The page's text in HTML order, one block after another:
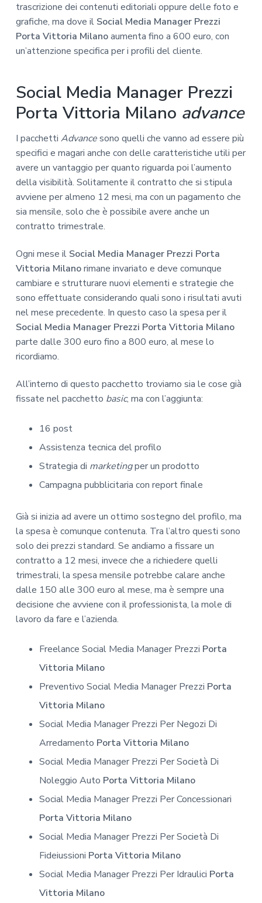
trascrizione dei contenuti editoriali oppure delle foto e
grafiche, ma dove il Social Media Manager Prezzi
Porta Vittoria Milanoaumenta fino a 600 euro, con
un’attenzione specifica per i profili del cliente.
Social Media Manager Prezzi
Porta Vittoria Milano advance
I pacchetti Advancesono quelli che vanno ad essere più
specifici e magari anche con delle caratteristiche utili per
avere un vantaggio per quanto riguarda poi l’aumento
della visibilità. Solitamente il contratto che si stipula
avviene per almeno 12 mesi, ma con un pagamento che
sia mensile, solo che è possibile avere anche un
contratto trimestrale.
Ogni mese il Social Media Manager Prezzi Porta
Vittoria Milanorimane invariato e deve comunque
cambiare e strutturare nuovi elementi e strategie che
sono effettuate considerando quali sono i risultati avuti
nel mese precedente. In questo caso la spesa per il
Social Media Manager Prezzi Porta Vittoria Milano
parte dalle 300 euro fino a 800 euro, al mese lo
ricordiamo.
All’interno di questo pacchetto troviamo sia le cose già
fissate nel pacchetto basic, ma con l’aggiunta:
16 post
Assistenza tecnica del profilo
Strategia di marketingper un prodotto
Campagna pubblicitaria con report finale
Già si inizia ad avere un ottimo sostegno del profilo, ma
la spesa è comunque contenuta. Tra l’altro questi sono
solo dei prezzi standard. Se andiamo a fissare un
contratto a 12 mesi, invece che a richiedere quelli
trimestrali, la spesa mensile potrebbe calare anche
dalle 150 alle 300 euro al mese, ma è sempre una
decisione che avviene con il professionista, la mole di
lavoro da fare e l’azienda.
Freelance Social Media Manager Prezzi Porta
Vittoria Milano
Preventivo Social Media Manager Prezzi Porta
Vittoria Milano
Social Media Manager Prezzi Per Negozi Di
Arredamento Porta Vittoria Milano
Social Media Manager Prezzi Per Società Di
Noleggio Auto Porta Vittoria Milano
Social Media Manager Prezzi Per Concessionari
Porta Vittoria Milano
Social Media Manager Prezzi Per Società Di
Fideiussioni Porta Vittoria Milano
Social Media Manager Prezzi Per Idraulici Porta
Vittoria Milano